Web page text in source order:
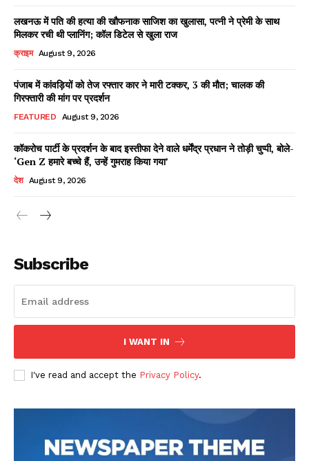
Facebook
X WhatsApp
Share
Read Latest News on AIN
DOWNLOAD NOW
लखनऊ में पति की हत्या की खौफनाक साजिश का खुलासा, पत्नी ने प्रेमी के साथ
मिलकर रची थी प्लानिंग; कॉल डिटेल से खुला राज
क्राइम August 9, 2026
पंजाब में कांवड़ियों को तेज रफ्तार कार ने मारी टक्कर, 3 की मौत; चालक की
गिरफ्तारी की मांग पर प्रदर्शन
FEATURED August 9, 2026
कॉकरोच पार्टी के प्रदर्शन के बाद इस्तीफा देने वाले धर्मेंद्र प्रधान ने तोड़ी चुप्पी, बोले-
‘Gen Z हमारे बच्चे हैं, उन्हें गुमराह किया गया’
देश August 9, 2026
Subscribe
I WANT IN
I've read and accept the Privacy Policy.